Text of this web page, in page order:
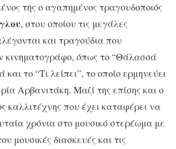
της ο αγαπημένος τραγουδοποιός
, στου οποίου τις μεγάλες
και τραγούδια που
κινηματογράφο, όπως το “Θάλασσά
και το “Τι λείπει”, το οποίο ερμηνεύει
Αρβανιτάκη. Μαζί της επίσης και ο
καλλιτέχνης που έχει καταφέρει να
χρόνια στο μουσικό στερέωμα με
μουσικές διασκευές και τις